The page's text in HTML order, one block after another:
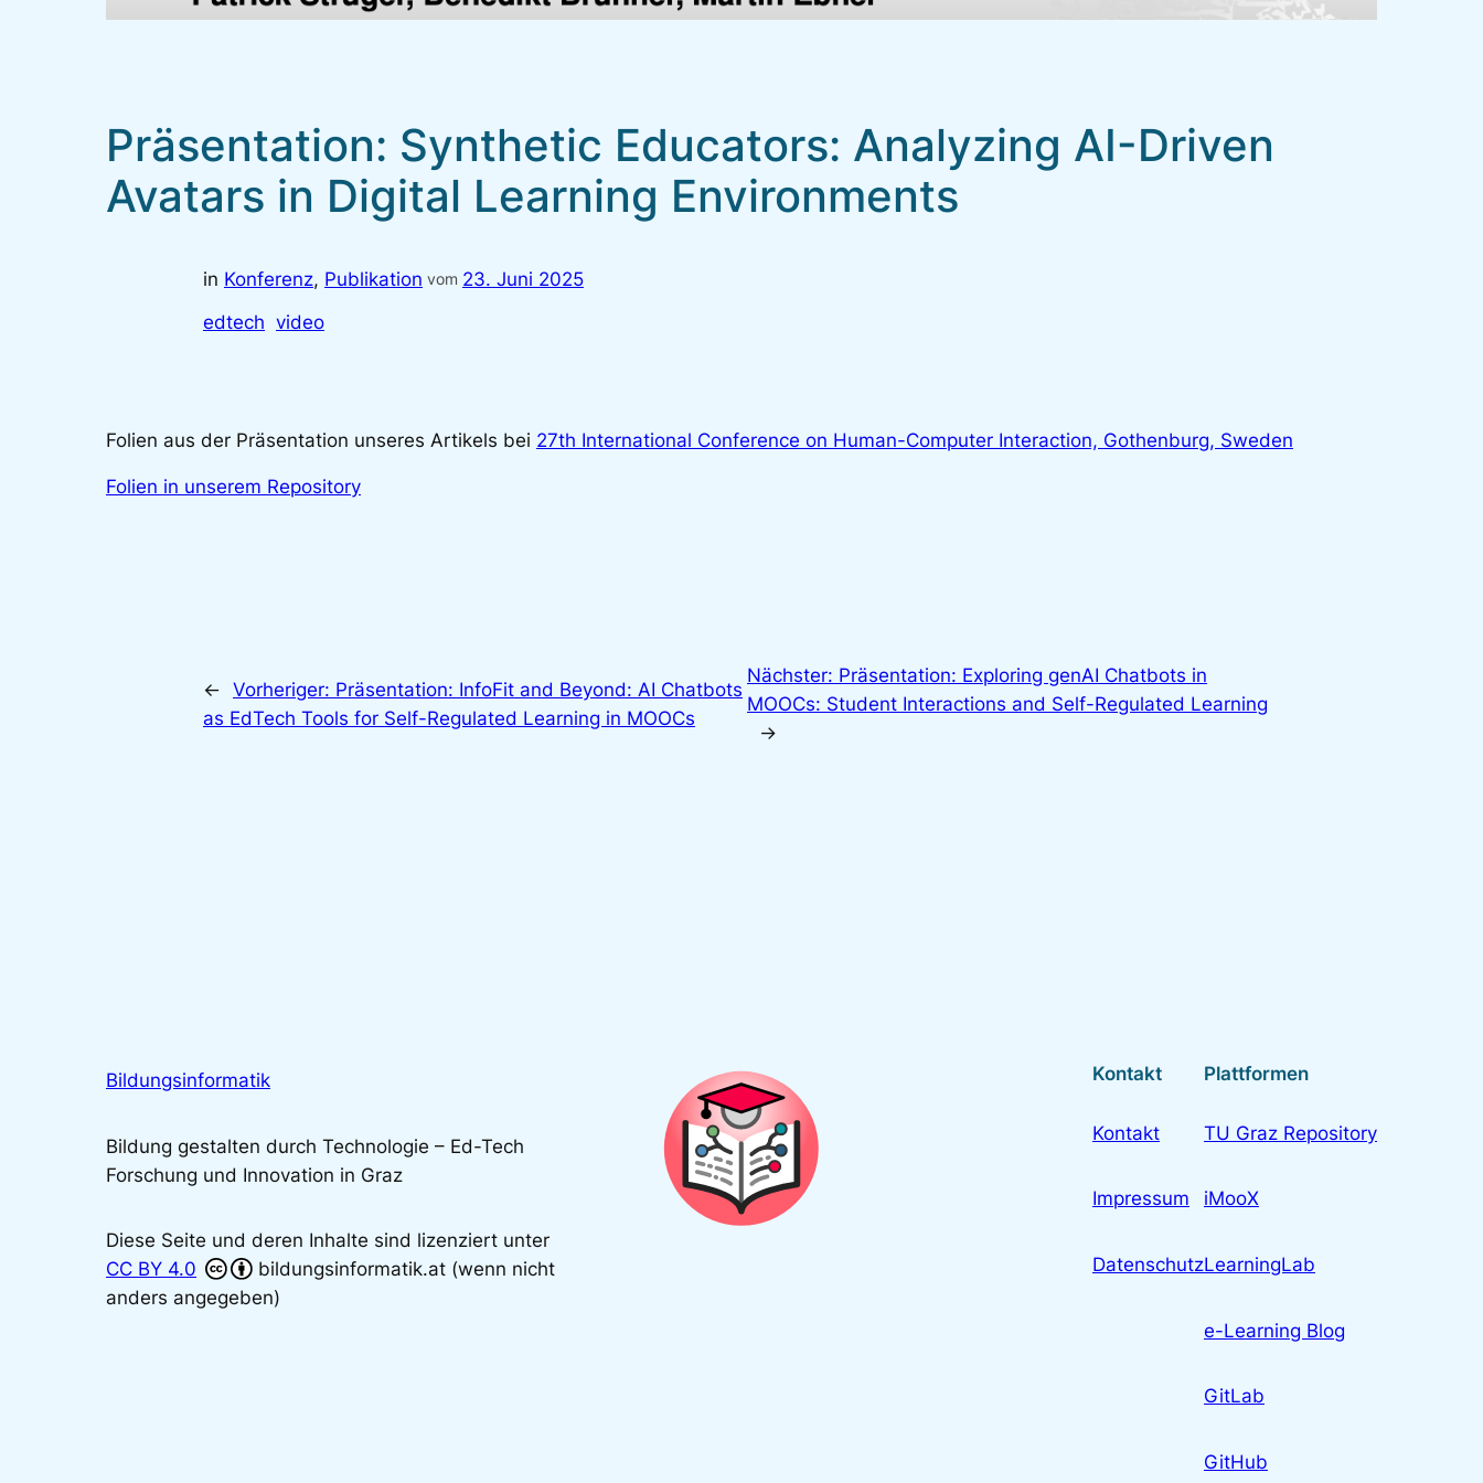
Präsentation: Synthetic Educators: Analyzing AI-Driven
Avatars in Digital Learning Environments
in Konferenz, Publikation vom 23. Juni 2025
edtech video
Folien aus der Präsentation unseres Artikels bei 27th International Conference on Human-Computer Interaction, Gothenburg, Sweden
Folien in unserem Repository
← Vorheriger: Präsentation: InfoFit and Beyond: AI Chatbots
as EdTech Tools for Self-Regulated Learning in MOOCs
Nächster: Präsentation: Exploring genAI Chatbots in
MOOCs: Student Interactions and Self-Regulated Learning
→
Bildungsinformatik
Bildung gestalten durch Technologie – Ed-Tech
Forschung und Innovation in Graz
Diese Seite und deren Inhalte sind lizenziert unter
CC BY 4.0
bildungsinformatik.at (wenn nicht
anders angegeben)
Kontakt
Kontakt
Impressum
Datenschutz
Plattformen
TU Graz Repository
iMooX
LearningLab
e-Learning Blog
GitLab
GitHub